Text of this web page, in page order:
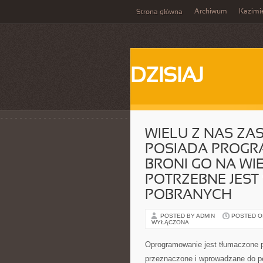
Strona główna Archiwum
DZISIAJ
WIELU Z NAS
POSIADA
BRONI GO NA
POTRZEBNE
POBRANYCH
POSTED BY ADMIN POSTED
WYŁĄCZONA
Oprogramowanie jest
przeznaczone i wprowadzane do